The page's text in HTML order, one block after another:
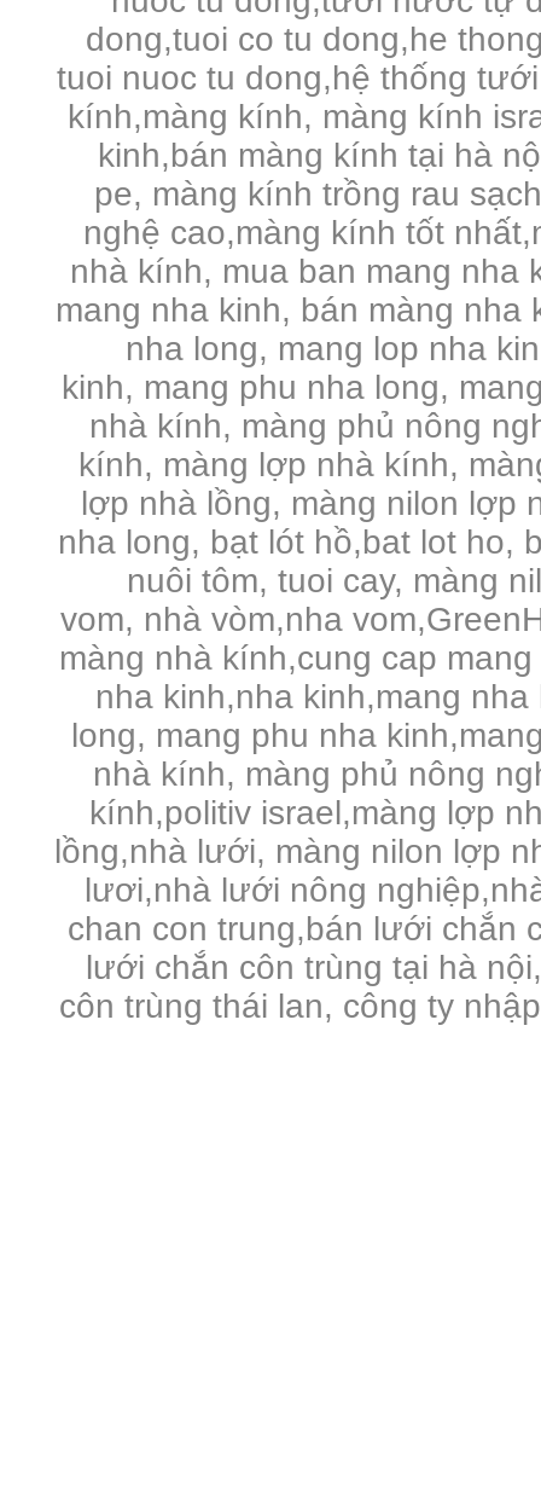
dong,tuoi co tu dong,he
tuoi nuoc tu dong,hệ thống
kính,màng kính, màng kính
kinh,bán màng kính tại hà
pe, màng kính trồng rau
nghệ cao,màng kính tốt
nhà kính, mua ban mang nha
mang nha kinh, bán màng nha
nha long, mang lop nha
kinh, mang phu nha long,
nhà kính, màng phủ nông
kính, màng lợp nhà kính,
lợp nhà lồng, màng nilon lợp
nha long, bạt lót hồ,bat lot ho,
nuôi tôm, tuoi cay, màng
vom, nhà vòm,nha
màng nhà kính,cung cap
nha kinh,nha kinh,mang
long, mang phu nha
nhà kính, màng phủ nông
kính,politiv israel,màng lợp
lồng,nhà lưới, màng nilon lợp
lươi,nhà lưới nông
chan con trung,bán lưới chắn
lưới chắn côn trùng tại hà
côn trùng thái lan, công ty